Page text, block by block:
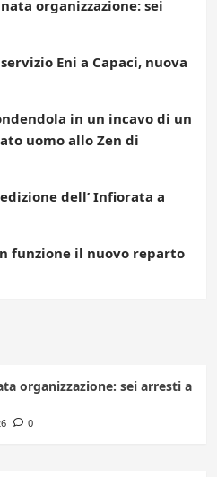
organizzazione: sei
Eni a Capaci, nuova
in un incavo di un
uomo allo Zen di
dell’ Infiorata a
funzione il nuovo reparto
organizzazione: sei arresti a
0